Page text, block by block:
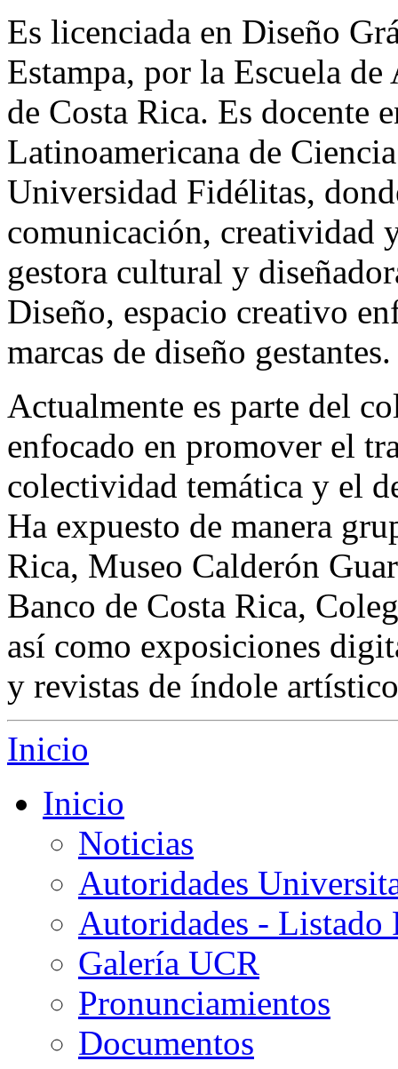
Es licenciada en Diseño
Estampa, por la Escuela
de Costa Rica. Es docente
Latinoamericana de
Universidad Fidélitas,
comunicación, creatividad
gestora cultural y
Diseño, espacio creativo
marcas de diseño gestantes.
Actualmente es parte del
enfocado en promover el
colectividad temática y el
Ha expuesto de manera
Rica, Museo Calderón
Banco de Costa Rica,
así como exposiciones
y revistas de índole
Inicio
Inicio
Noticias
Autoridades
Autoridades - Listado
Galería UCR
Pronunciamientos
Documentos